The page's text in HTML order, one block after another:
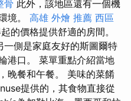
骨 此外，該地區還有一個機
境。 高雄 外燴 推薦 西區
的價格提供舒適的房間。
一側是家庭友好的斯圖爾特
港口。 菜單重點介紹當地
晚餐和午餐。 美味的菜餚
提供的，其食物直接從